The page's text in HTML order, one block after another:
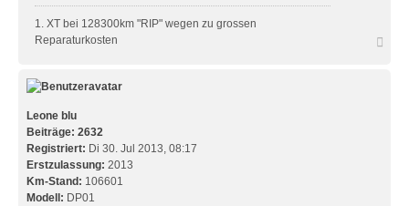
1. XT bei 128300km "RIP" wegen zu grossen
Reparaturkosten
Leone blu
Beiträge: 2632
Registriert: Di 30. Jul 2013, 08:17
Erstzulassung: 2013
Km-Stand: 106601
Modell: DP01